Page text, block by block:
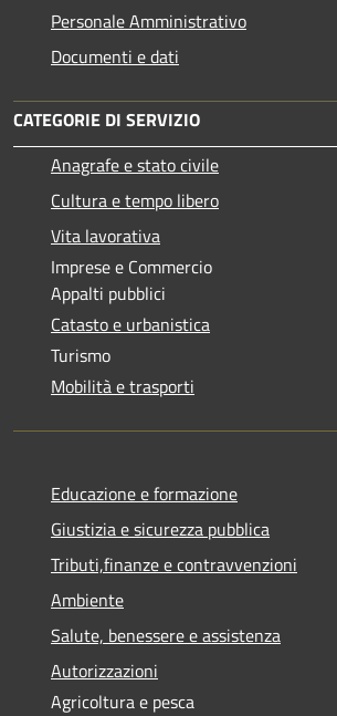
Personale Amministrativo
Documenti e dati
CATEGORIE DI SERVIZIO
Anagrafe e stato civile
Cultura e tempo libero
Vita lavorativa
Imprese e Commercio
Appalti pubblici
Catasto e urbanistica
Turismo
Mobilità e trasporti
Educazione e formazione
Giustizia e sicurezza pubblica
Tributi,finanze e contravvenzioni
Ambiente
Salute, benessere e assistenza
Autorizzazioni
Agricoltura e pesca